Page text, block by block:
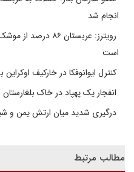
انجام شد
رویترز: عربستان
است
کنترل ایوانوفکا در خارکیف
انفجار یک پهپاد در خاک
درگیری شدید میان ارتش یمن و
مطالب مرتبط